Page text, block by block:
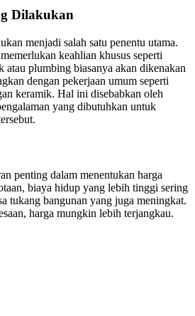
Dilakukan
menjadi salah satu penentu utama.
keahlian khusus seperti
atau plumbing biasanya akan dikenakan
dengan pekerjaan umum seperti
keramik. Hal ini disebabkan oleh
yang dibutuhkan untuk
penting dalam menentukan harga
biaya hidup yang lebih tinggi sering
tukang bangunan yang juga meningkat.
harga mungkin lebih terjangkau.